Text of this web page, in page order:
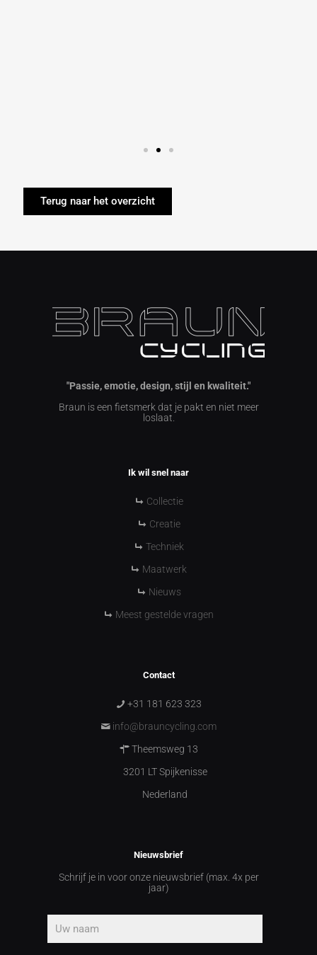
Terug naar het overzicht
"Passie, emotie, design, stijl en kwaliteit."
Braun is een fietsmerk dat je pakt en niet meer
loslaat.
Ik wil snel naar
Collectie
Creatie
Techniek
Maatwerk
Nieuws
Meest gestelde vragen
Contact
+31 181 623 323
info@brauncycling.com
Theemsweg 13
3201 LT Spijkenisse
Nederland
Nieuwsbrief
Schrijf je in voor onze nieuwsbrief (max. 4x per
jaar)